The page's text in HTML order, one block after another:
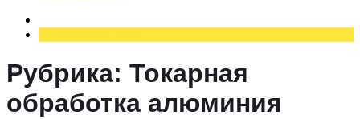
Рубрика: Токарная
обработка алюминия